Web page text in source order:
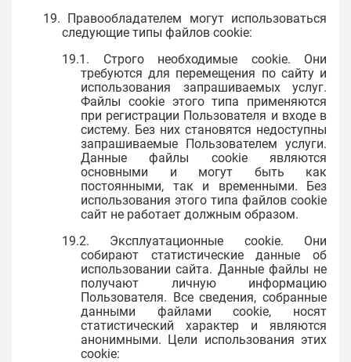
19. Правообладателем могут использоваться
следующие типы файлов cookie:
19.1. Строго необходимые cookie. Они
требуются для перемещения по сайту и
использования запрашиваемых услуг.
Файлы cookie этого типа применяются
при регистрации Пользователя и входе в
систему. Без них становятся недоступны
запрашиваемые Пользователем услуги.
Данные файлы cookie являются
основными и могут быть как
постоянными, так и временными. Без
использования этого типа файлов cookie
сайт не работает должным образом.
19.2. Эксплуатационные cookie. Они
собирают статистические данные об
использовании сайта. Данные файлы не
получают личную информацию
Пользователя. Все сведения, собранные
данными файлами cookie, носят
статистический характер и являются
анонимными. Цели использования этих
cookie: